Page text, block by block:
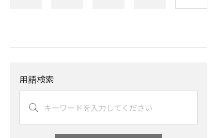
用語検索